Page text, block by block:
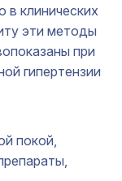
клинических
эти методы
при
гипертензии
покой,